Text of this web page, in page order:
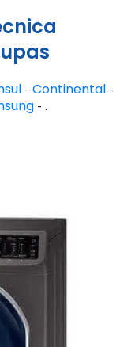
- Continental -
- .